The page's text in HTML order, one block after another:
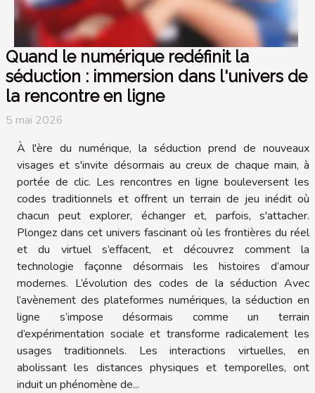
Quand le numérique redéfinit la
séduction : immersion dans l'univers de
la rencontre en ligne
5 mai 2026
À l'ère du numérique, la séduction prend de nouveaux
visages et s'invite désormais au creux de chaque main, à
portée de clic. Les rencontres en ligne bouleversent les
codes traditionnels et offrent un terrain de jeu inédit où
chacun peut explorer, échanger et, parfois, s'attacher.
Plongez dans cet univers fascinant où les frontières du réel
et du virtuel s’effacent, et découvrez comment la
technologie façonne désormais les histoires d’amour
modernes. L’évolution des codes de la séduction Avec
l’avènement des plateformes numériques, la séduction en
ligne s’impose désormais comme un terrain
d’expérimentation sociale et transforme radicalement les
usages traditionnels. Les interactions virtuelles, en
abolissant les distances physiques et temporelles, ont
induit un phénomène de...